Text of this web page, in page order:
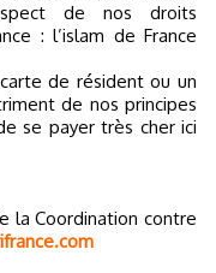
de nos droits
: l’islam de France
de résident ou un
de nos principes
se payer très cher ici
la Coordination contre